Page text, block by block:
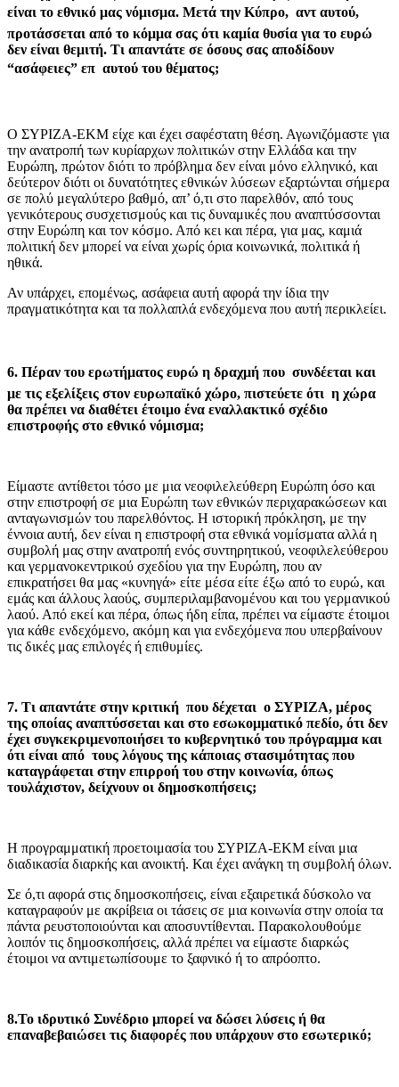
είναι το εθνικό μας νόμισμα. Μετά την Κύπρο, αντ αυτού,
προτάσσεται από το κόμμα σας ότι καμία θυσία για το ευρώ
δεν είναι θεμιτή. Τι απαντάτε σε όσους σας αποδίδουν
“ασάφειες” επ αυτού του θέματος;
Ο ΣΥΡΙΖΑ-ΕΚΜ είχε και έχει σαφέστατη θέση. Αγωνιζόμαστε για
την ανατροπή των κυρίαρχων πολιτικών στην Ελλάδα και την
Ευρώπη, πρώτον διότι το πρόβλημα δεν είναι μόνο ελληνικό, και
δεύτερον διότι οι δυνατότητες εθνικών λύσεων εξαρτώνται σήμερα
σε πολύ μεγαλύτερο βαθμό, απ’ ό,τι στο παρελθόν, από τους
γενικότερους συσχετισμούς και τις δυναμικές που αναπτύσσονται
στην Ευρώπη και τον κόσμο. Από κει και πέρα, για μας, καμιά
πολιτική δεν μπορεί να είναι χωρίς όρια κοινωνικά, πολιτικά ή
ηθικά.
Αν υπάρχει, επομένως, ασάφεια αυτή αφορά την ίδια την
πραγματικότητα και τα πολλαπλά ενδεχόμενα που αυτή περικλείει.
6. Πέραν του ερωτήματος ευρώ η δραχμή που συνδέεται και
με τις εξελίξεις στον ευρωπαϊκό χώρο, πιστεύετε ότι η χώρα
θα πρέπει να διαθέτει έτοιμο ένα εναλλακτικό σχέδιο
επιστροφής στο εθνικό νόμισμα;
Είμαστε αντίθετοι τόσο με μια νεοφιλελεύθερη Ευρώπη όσο και
στην επιστροφή σε μια Ευρώπη των εθνικών περιχαρακώσεων και
ανταγωνισμών του παρελθόντος. Η ιστορική πρόκληση, με την
έννοια αυτή, δεν είναι η επιστροφή στα εθνικά νομίσματα αλλά η
συμβολή μας στην ανατροπή ενός συντηρητικού, νεοφιλελεύθερου
και γερμανοκεντρικού σχεδίου για την Ευρώπη, που αν
επικρατήσει θα μας «κυνηγά» είτε μέσα είτε έξω από το ευρώ, και
εμάς και άλλους λαούς, συμπεριλαμβανομένου και του γερμανικού
λαού. Από εκεί και πέρα, όπως ήδη είπα, πρέπει να είμαστε έτοιμοι
για κάθε ενδεχόμενο, ακόμη και για ενδεχόμενα που υπερβαίνουν
τις δικές μας επιλογές ή επιθυμίες.
7. Τι απαντάτε στην κριτική που δέχεται ο ΣΥΡΙΖΑ, μέρος
της οποίας αναπτύσσεται και στο εσωκομματικό πεδίο, ότι δεν
έχει συγκεκριμενοποιήσει το κυβερνητικό του πρόγραμμα και
ότι είναι από τους λόγους της κάποιας στασιμότητας που
καταγράφεται στην επιρροή του στην κοινωνία, όπως
τουλάχιστον, δείχνουν οι δημοσκοπήσεις;
Η προγραμματική προετοιμασία του ΣΥΡΙΖΑ-ΕΚΜ είναι μια
διαδικασία διαρκής και ανοικτή. Και έχει ανάγκη τη συμβολή όλων.
Σε ό,τι αφορά στις δημοσκοπήσεις, είναι εξαιρετικά δύσκολο να
καταγραφούν με ακρίβεια οι τάσεις σε μια κοινωνία στην οποία τα
πάντα ρευστοποιούνται και αποσυντίθενται. Παρακολουθούμε
λοιπόν τις δημοσκοπήσεις, αλλά πρέπει να είμαστε διαρκώς
έτοιμοι να αντιμετωπίσουμε το ξαφνικό ή το απρόοπτο.
8.Το ιδρυτικό Συνέδριο μπορεί να δώσει λύσεις ή θα
επαναβεβαιώσει τις διαφορές που υπάρχουν στο εσωτερικό;